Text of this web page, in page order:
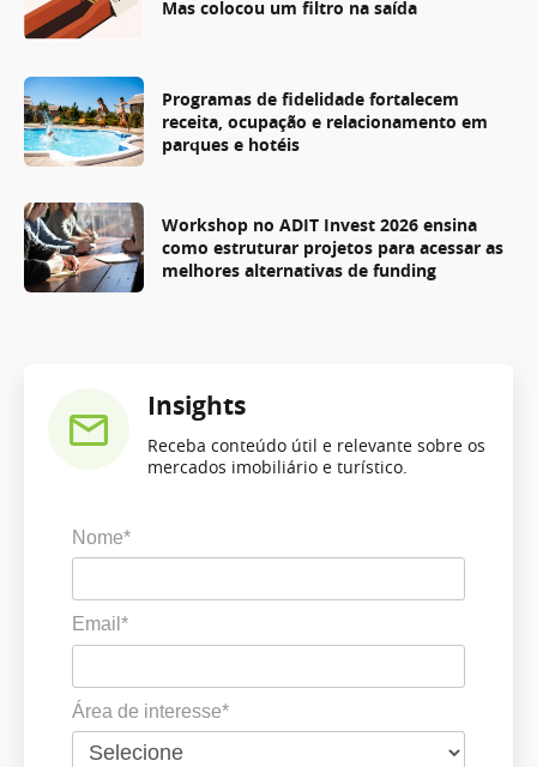
Mas colocou um filtro na saída
Programas de fidelidade fortalecem
receita, ocupação e relacionamento em
parques e hotéis
Workshop no ADIT Invest 2026 ensina
como estruturar projetos para acessar as
melhores alternativas de funding
Insights
Receba conteúdo útil e relevante sobre os
mercados imobiliário e turístico.
Nome*
Email*
Área de interesse*